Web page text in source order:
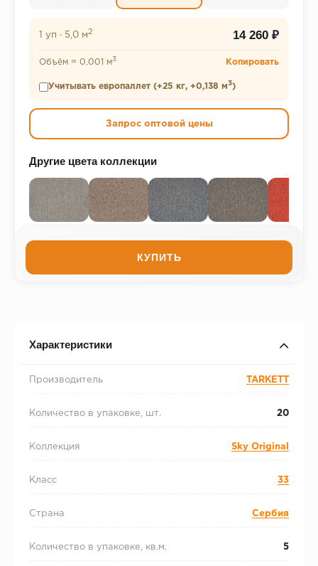
1 уп · 5,0 м 2 14 260 ₽
Объём ≈ 0,001 м3 Копировать
Учитывать европаллет (+25 кг, +0,138 м3)
Запрос оптовой цены
Другие цвета коллекции
КУПИТЬ
Характеристики
Производитель TARKETT
Количество в упаковке, шт. 20
Коллекция Sky Original
Класс 33
Страна Сербия
Количество в упаковке, кв.м. 5